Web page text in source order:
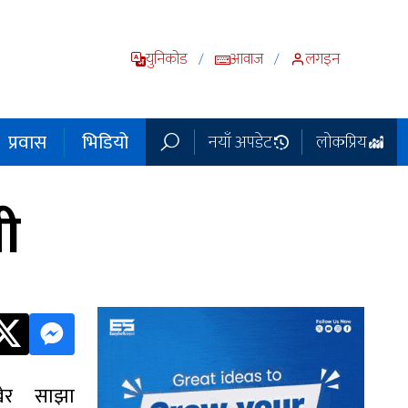
युनिकोड / आवाज / लगइन
प्रवास भिडियो नयाँ अपडेट लोकप्रिय
साझा